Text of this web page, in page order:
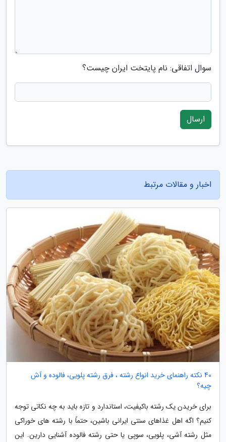
سوال اتفاقی: نام پایتخت ایران چیست؟
ارسال
اخبار و مقالات مرتبط
40 نکته راهنمای خرید انواع رشته ، فرق رشته پلویی، فالوده و آش
چیه؟
برای خریدن یک رشته باکیفیت، استاندارد و تازه باید به چه نکاتی توجه
کنیم؟ اگه اهل غذاهای سنتی ایرانی باشین، حتماً با رشته های خوراکی
مثل رشته آشی، پلویی، سوپی یا حتی رشته فالوده آشنایی دارین. این